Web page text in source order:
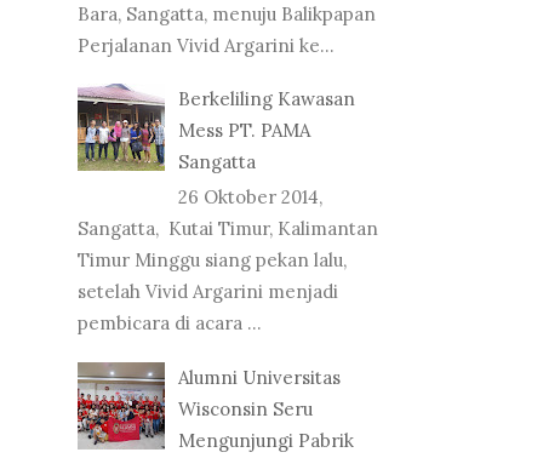
Bara, Sangatta, menuju Balikpapan
Perjalanan Vivid Argarini ke...
Berkeliling Kawasan
Mess PT. PAMA
Sangatta
26 Oktober 2014,
Sangatta, Kutai Timur, Kalimantan
Timur Minggu siang pekan lalu,
setelah Vivid Argarini menjadi
pembicara di acara ...
Alumni Universitas
Wisconsin Seru
Mengunjungi Pabrik